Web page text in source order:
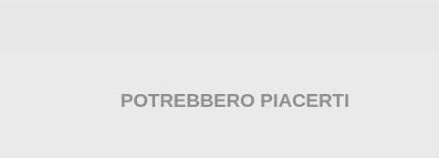
POTREBBERO PIACERTI